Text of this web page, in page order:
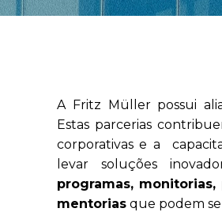
A Fritz Müller possui
Estas parcerias
corporativas e a
levar soluções
programas,
mentorias que podem